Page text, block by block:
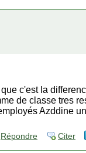
c'est la
de classe tres
Azddine
Répondre Citer